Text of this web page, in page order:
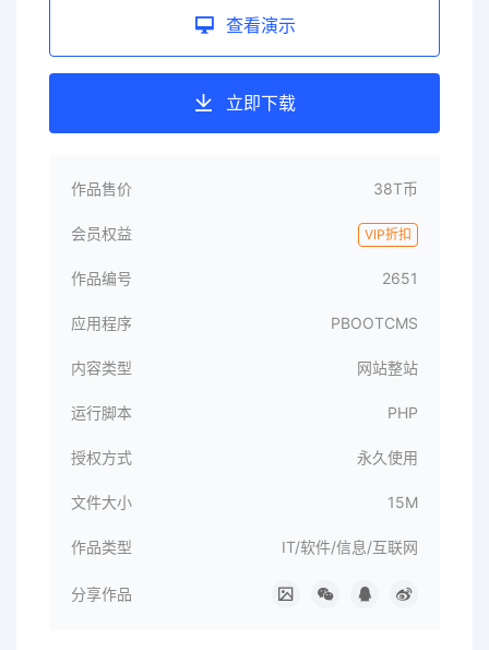
查看演示
立即下载
作品售价 38T币
会员权益 VIP折扣
作品编号 2651
应用程序 PBOOTCMS
内容类型 网站整站
运行脚本 PHP
授权方式 永久使用
文件大小 15M
作品类型 IT/软件/信息/互联网
分享作品